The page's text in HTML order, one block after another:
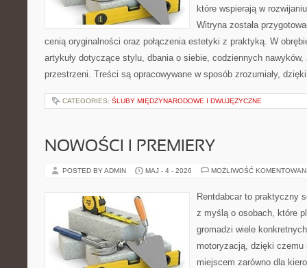
które wspierają w
Witryna została
cenią oryginalności oraz połączenia estetyki z praktyką. W
artykuły dotyczące stylu, dbania o siebie, codziennych
przestrzeni. Treści są opracowywane w sposób zrozumiały,
CATEGORIES: ŚLUBY MIĘDZYNARODOWE I DWUJĘZYCZNE
NOWOŚCI I PREMIERY
POSTED BY ADMIN MAJ - 4 - 2026 MOŻLIWOŚĆ
Rentdabcar to praktyczny
z myślą o osobach, które
gromadzi wiele
motoryzacją, dzięki
miejscem zarówno dla